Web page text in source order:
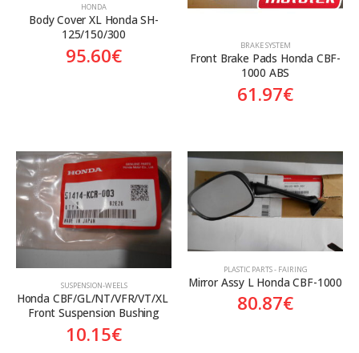
HONDA
Body Cover XL Honda SH-
125/150/300
95.60€ BRAKE SYSTEM
Front Brake Pads Honda CBF-
1000 ABS
61.97€
SUSPENSION-WEELS
Honda CBF/GL/NT/VFR/VT/XL
Front Suspension Bushing
10.15€
PLASTIC PARTS - FAIRING
Mirror Assy L Honda CBF-1000
80.87€